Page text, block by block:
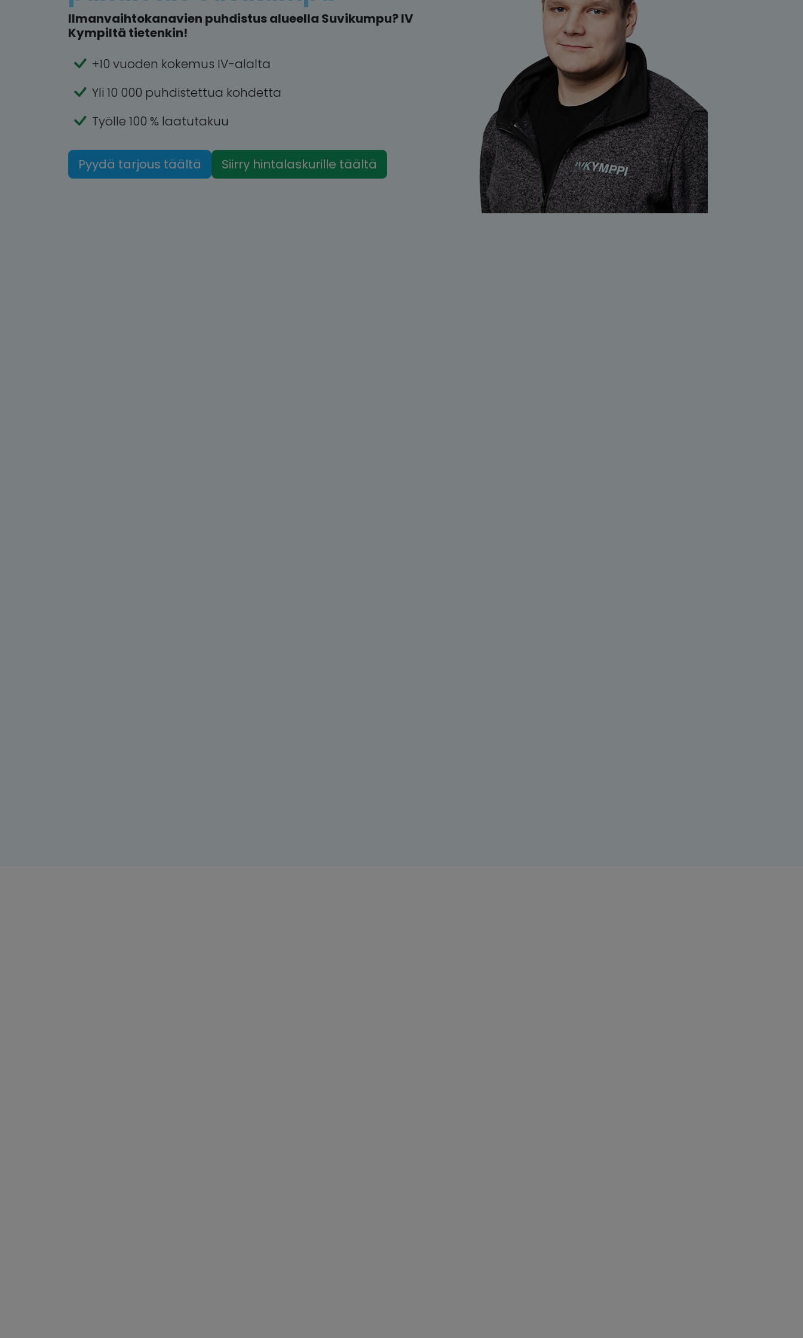
Ilmanvaihtokanavien puhdistus alueella Suvikumpu? IV
Kympiltä tietenkin!
+10 vuoden kokemus IV-alalta
Yli 10 000 puhdistettua kohdetta
Työlle 100 % laatutakuu
Pyydä tarjous täältä Siirry hintalaskurille täältä